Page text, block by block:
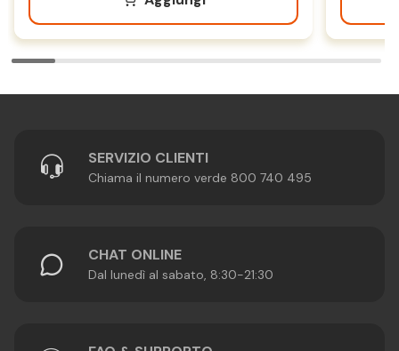
SERVIZIO CLIENTI
Chiama il numero verde 800 740 495
CHAT ONLINE
Dal lunedì al sabato, 8:30-21:30